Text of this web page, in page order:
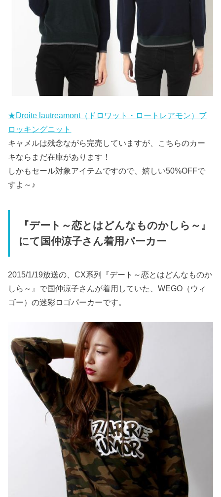
★Droite lautreamont（ドロワット・ロートレアモン）ブ
ロッキングニット
キャメルは残念ながら完売していますが、こちらのカー
キならまだ在庫があります！
しかもセール対象アイテムですので、嬉しい50%OFFで
すよ～♪
『デート～恋とはどんなものかしら～』
にて国仲涼子さん着用パーカー
2015/1/19放送の、CX系列『デート～恋とはどんなものか
しら～』で国仲涼子さんが着用していた、WEGO（ウィ
ゴー）の迷彩ロゴパーカーです。